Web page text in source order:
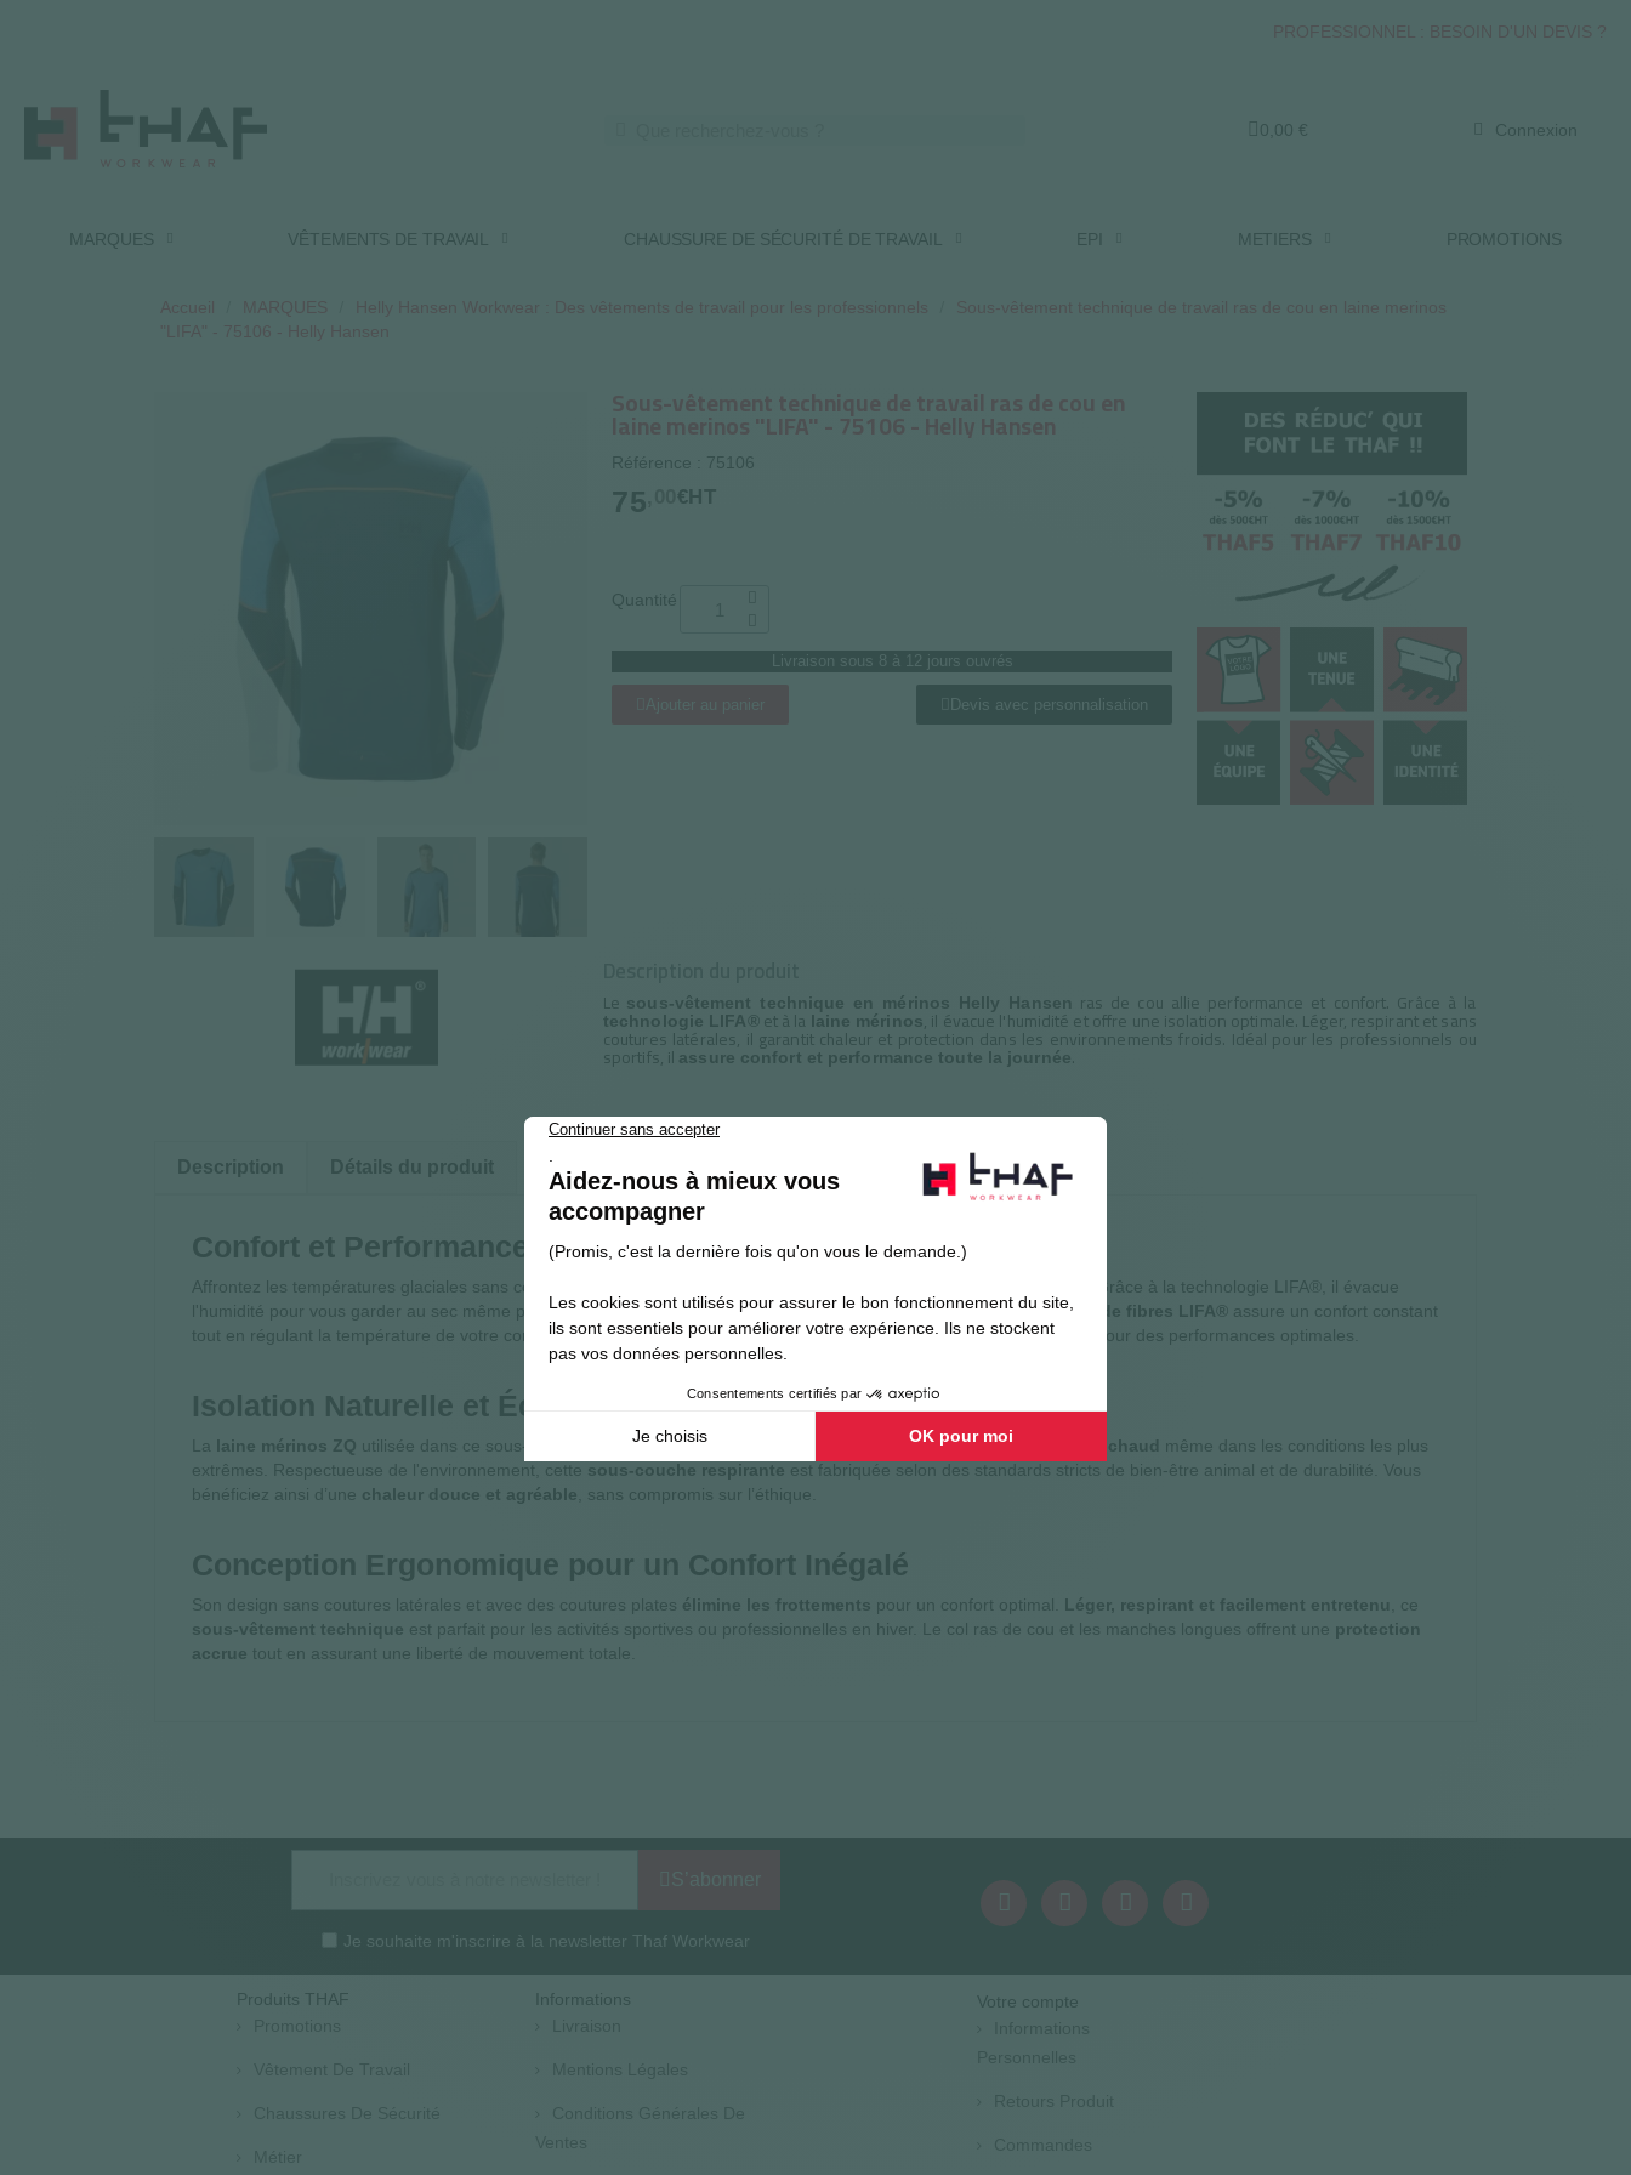
PROFESSIONNEL : BESOIN D'UN DEVIS ?
0,00 € Connexion
MARQUES VÊTEMENTS DE TRAVAIL CHAUSSURE DE SÉCURITÉ DE TRAVAIL EPI METIERS PROMOTIONS
Accueil MARQUES Helly Hansen Workwear : Des vêtements de travail pour les professionnels
Sous-vêtement technique de travail ras de cou en laine merinos
"LIFA" - 75106 - Helly Hansen
Sous-vêtement technique de travail ras de cou en
laine merinos "LIFA" - 75106 - Helly Hansen
Référence : 75106
75 €HT
Quantité
Livraison sous 8 à 12 jours ouvrés
Ajouter au panier Devis avec personnalisation
Le sous-vêtement technique en mérinos Helly Hansen ras de cou allie performance et confort. Grâce à la
technologie LIFA® et à la laine mérinos, il évacue l'humidité et offre une isolation optimale. Léger, respirant et sans
coutures latérales, il garantit chaleur et protection dans les environnements froids. Idéal pour les professionnels ou
sportifs, il assure confort et performance toute la journée.
Description Détails du produit
Confort et Performance Optimale
Affrontez les températures glaciales sans compromis avec le
. Grâce à la technologie LIFA®, il évacue
l'humidité pour vous garder au sec même pendant les efforts les plus intenses. Lacombinaison de laine mérinos et de fibres LIFA® assure un confort constant
tout en régulant la température de votre corps. Cesous-vêtement thermique innovantest votre allié indispensable pour des performances optimales.
Isolation Naturelle et Écologique
La laine mérinos ZQ utilisée dans ce sous-vêtement offre une isolation naturelle exceptionnelle, vous maintenant au chaud même dans les conditions les plus
extrêmes. Respectueuse de l'environnement, cette sous-couche respirante est fabriquée selon des standards stricts de bien-être animal et de durabilité. Vous
bénéficiez ainsi d’une chaleur douce et agréable , sans compromis sur l’éthique.
Conception Ergonomique pour un Confort Inégalé
Son design sans coutures latérales et avec des coutures plates élimine les frottements pour un confort optimal. Léger, respirant et facilement entretenu
, ce
sous-vêtement technique est parfait pour les activités sportives ou professionnelles en hiver. Le col ras de cou et les manches longues offrent une protection
accrue tout en assurant une liberté de mouvement totale.
S’abonner
Je souhaite m'inscrire à la newsletter Thaf Workwear
Produits THAF
Informations
Votre compte